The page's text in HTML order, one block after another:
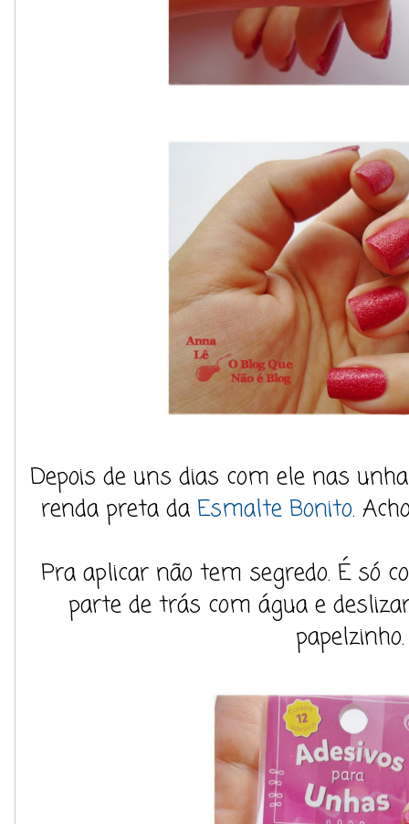
Depois de uns dias com ele nas
renda preta da Esmalte Bonito.
Pra aplicar não tem segredo. É só
parte de trás com água e
papelzinho.